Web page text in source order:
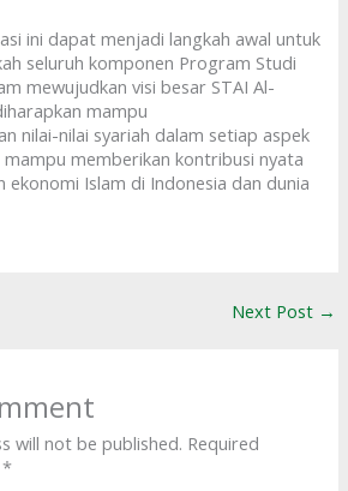
ini dapat menjadi langkah awal untuk
seluruh komponen Program Studi
mewujudkan visi besar STAI Al-
mampu
nilai-nilai syariah dalam setiap aspek
mampu memberikan kontribusi nyata
ekonomi Islam di Indonesia dan dunia
Next Post →
will not be published. Required
*